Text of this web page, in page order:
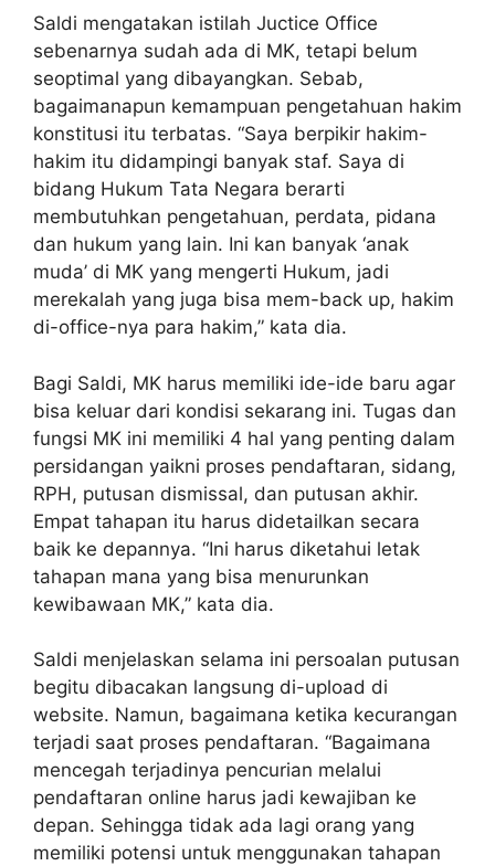
Saldi mengatakan istilah Juctice Office
sebenarnya sudah ada di MK, tetapi belum
seoptimal yang dibayangkan. Sebab,
bagaimanapun kemampuan pengetahuan hakim
konstitusi itu terbatas. “Saya berpikir hakim-
hakim itu didampingi banyak staf. Saya di
bidang Hukum Tata Negara berarti
membutuhkan pengetahuan, perdata, pidana
dan hukum yang lain. Ini kan banyak ‘anak
muda’ di MK yang mengerti Hukum, jadi
merekalah yang juga bisa mem-back up, hakim
di-office-nya para hakim,” kata dia.
Bagi Saldi, MK harus memiliki ide-ide baru agar
bisa keluar dari kondisi sekarang ini. Tugas dan
fungsi MK ini memiliki 4 hal yang penting dalam
persidangan yaikni proses pendaftaran, sidang,
RPH, putusan dismissal, dan putusan akhir.
Empat tahapan itu harus didetailkan secara
baik ke depannya. “Ini harus diketahui letak
tahapan mana yang bisa menurunkan
kewibawaan MK,” kata dia.
Saldi menjelaskan selama ini persoalan putusan
begitu dibacakan langsung di-upload di
website. Namun, bagaimana ketika kecurangan
terjadi saat proses pendaftaran. “Bagaimana
mencegah terjadinya pencurian melalui
pendaftaran online harus jadi kewajiban ke
depan. Sehingga tidak ada lagi orang yang
memiliki potensi untuk menggunakan tahapan